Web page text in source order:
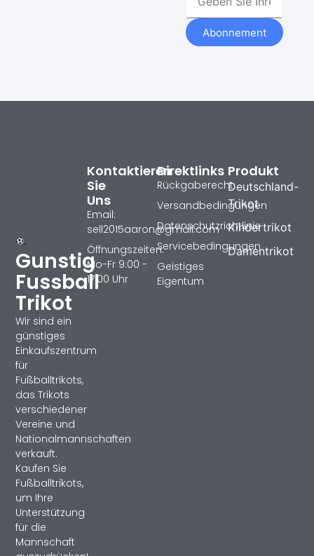
Abonnement
Gunstig
Fussball
Trikot
Wir sind ein
günstiges
Einkaufszentrum
für
Fußballtrikots,
das Trikots
verschiedener
Vereine und
Nationalmannschaften
verkauft.
Kaufen Sie
Fußballtrikots,
um Ihre
Unterstützung
für die
Mannschaft
Produkt
Deutschland-
Trikot
Kindertrikot
Damentrikot
Direktlinks
Rückgaberecht
Versandbedingungen
Datenschutzrichtlinie
Servicebedingungen
Geistiges
Eigentum
Kontaktieren
Sie
Uns
Email:
sell2015aaron@gmail.com
Öffnungszeiten:
Mo-Fr 9:00 -
17:00 Uhr